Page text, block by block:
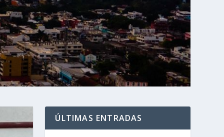
ÚLTIMAS ENTRADAS